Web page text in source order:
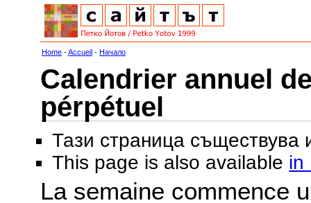
Home -Accueil - Начало
Calendrier annuel
pérpétuel
Тази страница съществува
This page is also available in
La semaine commence